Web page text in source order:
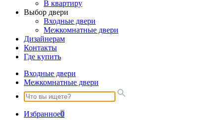
В квартиру
Выбор двери
Входные двери
Межкомнатные двери
Дизайнерам
Контакты
Где купить
Входные двери
Межкомнатные двери
Избранное0